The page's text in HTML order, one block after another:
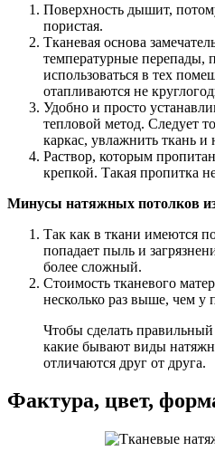
Поверхность дышит,
пористая.
Тканевая основа
температурные перепады,
использоваться в тех
отапливаются не
Удобно и просто
тепловой метод. Следует
каркас, увлажнить ткань и
Раствор, которым
крепкой. Такая пропитка
Минусы натяжных потолков из
Так как в ткани имеются
попадает пыль и
более сложный.
Стоимость тканевого
несколько раз выше, чем
Чтобы сделать
какие бывают виды
отличаются друг от друга.
Фактура, цвет,